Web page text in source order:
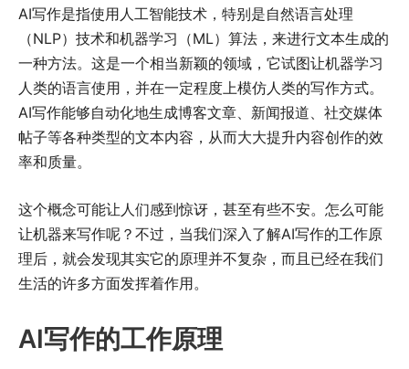
AI写作是指使用人工智能技术，特别是自然语言处理
（NLP）技术和机器学习（ML）算法，来进行文本生成的
一种方法。这是一个相当新颖的领域，它试图让机器学习
人类的语言使用，并在一定程度上模仿人类的写作方式。
AI写作能够自动化地生成博客文章、新闻报道、社交媒体
帖子等各种类型的文本内容，从而大大提升内容创作的效
率和质量。
这个概念可能让人们感到惊讶，甚至有些不安。怎么可能
让机器来写作呢？不过，当我们深入了解AI写作的工作原
理后，就会发现其实它的原理并不复杂，而且已经在我们
生活的许多方面发挥着作用。
AI写作的工作原理